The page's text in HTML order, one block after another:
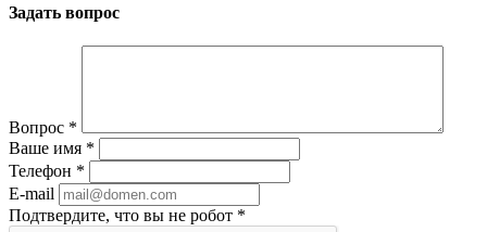
Задать вопрос
Вопрос *
Ваше имя *
Телефон *
E-mail
Подтвердите, что вы не робот *